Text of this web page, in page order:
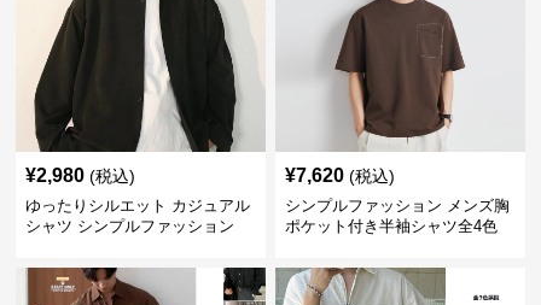
¥2,980 (税込)
ゆったりシルエット カジュアル
シャツ シンプルファッション
¥7,620 (税込)
シンプルファッション メンズ胸
ポケット付き半袖シャツ全4色